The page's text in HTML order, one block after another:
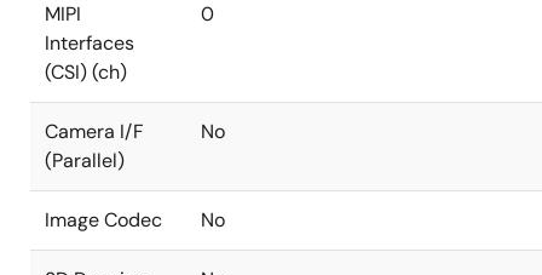
MIPI
Interfaces
(CSI) (ch)
0
Camera I/F
(Parallel)
No
Image Codec No